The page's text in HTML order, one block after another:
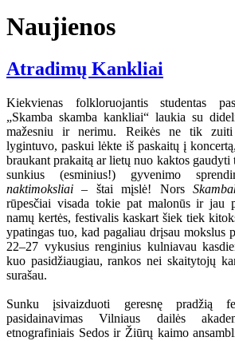
Naujienos
Atradimų Kankliai
Kiekvienas folkloruojantis studentas
„Skamba skamba kankliai“ laukia su
mažesniu ir nerimu. Reikės ne tik
lygintuvo, paskui lėkte iš paskaitų į
braukant prakaitą ar lietų nuo kaktos
sunkius (esminius!) gyvenimo
naktimoksliai– štai mįslė! Nors
rūpesčiai visada tokie pat malonūs ir jau
namų kertės, festivalis kaskart šiek tiek
ypatingas tuo, kad pagaliau drįsau mokslus
22–27 vykusius renginius kulniavau
kuo pasidžiaugiau, rankos nei skaitytojų
surašau.
Sunku įsivaizduoti geresnę pradžią
pasidainavimas Vilniaus dailės
etnografiniais Sedos ir Žiūrų kaimo